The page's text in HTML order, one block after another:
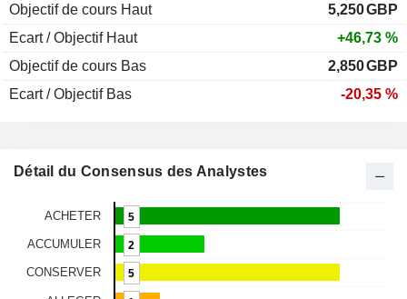
Objectif de cours Haut
5,250GBP
Ecart / Objectif Haut
+46,73 %
Objectif de cours Bas
2,850GBP
Ecart / Objectif Bas
-20,35 %
Détail du Consensus des Analystes